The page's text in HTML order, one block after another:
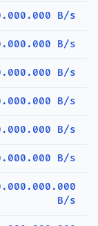
B/s
B/s
B/s
B/s
B/s
B/s
B/s